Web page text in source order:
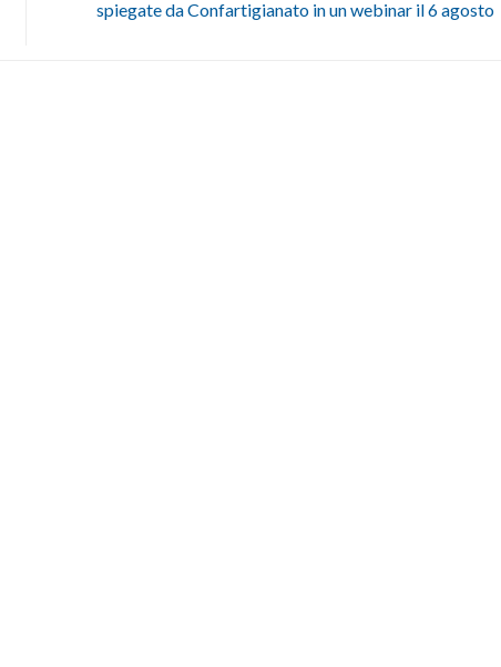
spiegate da Confartigianato in un webinar il 6 agosto